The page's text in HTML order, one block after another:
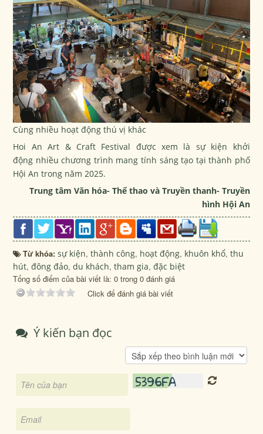
Cùng nhiều hoạt động thú vị khác
Hoi An Art & Craft Festival được xem là sự kiện khởi
động nhiều chương trình mang tính sáng tạo tại thành phố
Hội An trong năm 2025.
Trung tâm Văn hóa- Thể thao và Truyền thanh- Truyền
hình Hội An
Từ khóa:sự kiện,thành công, hoạt động, khuôn khổ,thu
hút,đông đảo,du khách,tham gia,đặc biệt
Tổng số điểm của bài viết là: 0 trong 0 đánh giá
Click để đánh giá bài viết
Ý kiến bạn đọc